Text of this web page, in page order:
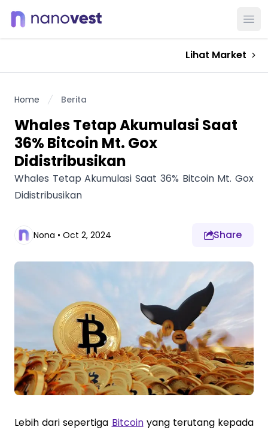
Lihat Market
Home Berita
Whales Tetap Akumulasi Saat
36% Bitcoin Mt. Gox
Didistribusikan
Whales Tetap Akumulasi Saat 36% Bitcoin Mt. Gox
Didistribusikan
Nona • Oct 2, 2024 Share
Lebih dari sepertiga Bitcoinyang terutang kepada